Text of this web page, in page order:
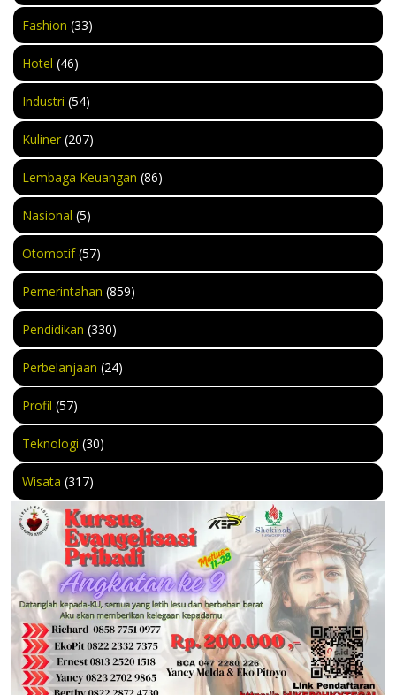
Fashion (33)
Hotel (46)
Industri (54)
Kuliner (207)
Lembaga Keuangan (86)
Nasional (5)
Otomotif(57)
Pemerintahan (859)
Pendidikan (330)
Perbelanjaan (24)
Profil (57)
Teknologi (30)
Wisata (317)